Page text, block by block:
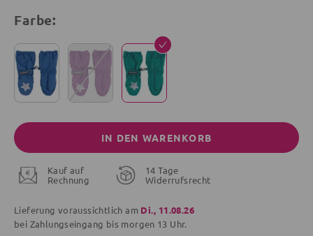
Farbe:
IN DEN WARENKORB
Kauf auf
Rechnung
14 Tage
Widerrufsrecht
Lieferung voraussichtlich am Di., 11.08.26
bei Zahlungseingang bis morgen 13 Uhr.